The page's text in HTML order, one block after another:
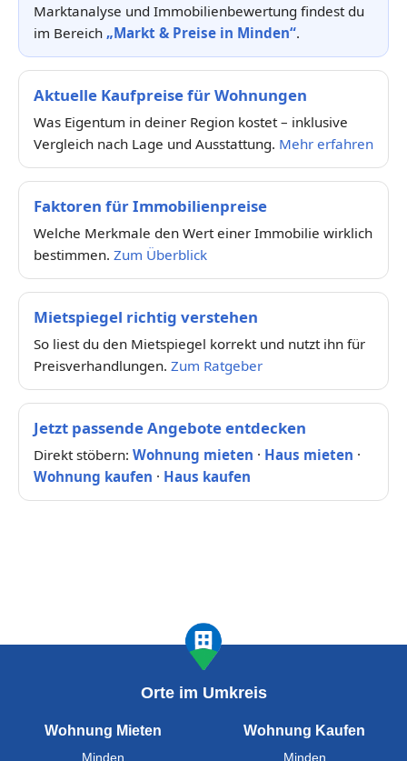
Marktanalyse und Immobilienbewertung findest du
im Bereich „Markt & Preise in Minden“.
Aktuelle Kaufpreise für Wohnungen
Was Eigentum in deiner Region kostet – inklusive
Vergleich nach Lage und Ausstattung. Mehr erfahren
Faktoren für Immobilienpreise
Welche Merkmale den Wert einer Immobilie wirklich
bestimmen. Zum Überblick
Mietspiegel richtig verstehen
So liest du den Mietspiegel korrekt und nutzt ihn für
Preisverhandlungen. Zum Ratgeber
Jetzt passende Angebote entdecken
Direkt stöbern: Wohnung mieten · Haus mieten ·
Wohnung kaufen · Haus kaufen
Orte im Umkreis
Wohnung Mieten
Minden
Wohnung Kaufen
Minden